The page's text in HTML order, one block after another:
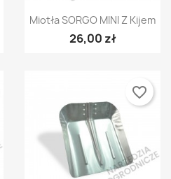
 Szybki podgląd
Miotła SORGO MINI Z Kijem
26,00 zł
favorite_border